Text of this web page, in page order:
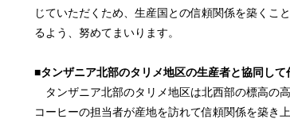
じていただくため、生産国との信頼関係を築くこ
るよう、努めてまいります。
■タンザニア北部のタリメ地区の生産者と協同し
タンザニア北部のタリメ地区は北西部の標高の
コーヒーの担当者が産地を訪れて信頼関係を築き